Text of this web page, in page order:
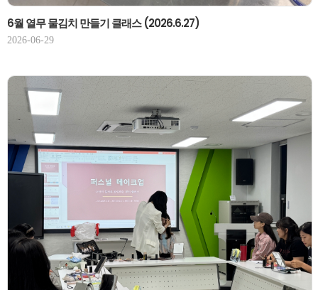
6월 열무 물김치 만들기 클래스 (2026.6.27)
2026-06-29